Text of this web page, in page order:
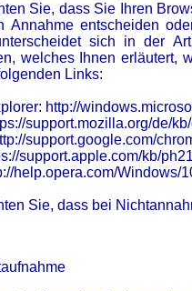
Sie, dass Sie Ihren
Annahme entscheiden
sich in der
welches Ihnen erläutert,
Links:
http://
support.mozilla.org/de/
support.google.com/
support.apple.com/kb/
help.opera.com/Windows/
Sie, dass bei